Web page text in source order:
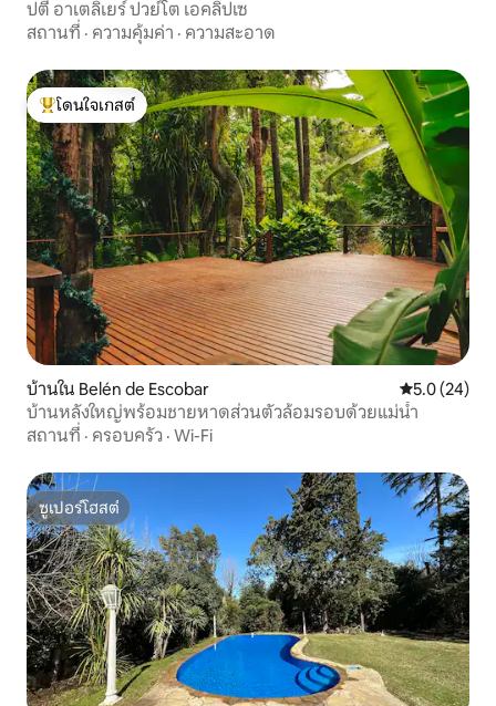
ปตี อาเตลิเยร์ ปวย์โต เอคลิปเซ
สถานที่ · ความคุ้มค่า · ความสะอาด
โดนใจเกสต์ที่สุด
โดนใจเกสต์
บ้านใน Belén de Escobar คะแนนเฉลี่ย
5.0 (24)
บ้านหลังใหญ่พร้อมชายหาดส่วนตัวล้อมรอบด้วยแม่น้ำ
สถานที่ · ครอบครัว · Wi-Fi
ซูเปอร์โฮสต์
ซูเปอร์โฮสต์